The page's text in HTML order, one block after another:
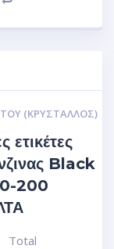
(ΚΡΥΣΤΑΛΛΟΣ)
ετικέτες
Black
200
Total